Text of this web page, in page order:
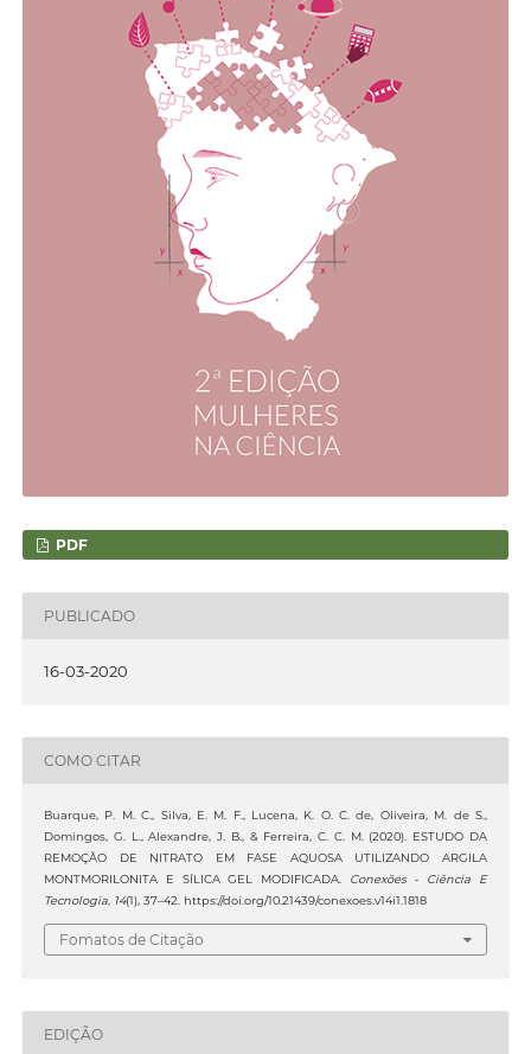
PDF
PUBLICADO
16-03-2020
COMO CITAR
Buarque, P. M. C., Silva, E. M. F., Lucena, K. O. C. de, Oliveira, M. de S.,
Domingos, G. L., Alexandre, J. B., & Ferreira, C. C. M. (2020). ESTUDO DA
REMOÇÃO DE NITRATO EM FASE AQUOSA UTILIZANDO ARGILA
MONTMORILONITA E SÍLICA GEL MODIFICADA.
Conexões - Ciência E
Tecnologia, 14(1), 37–42. https://doi.org/10.21439/conexoes.v14i1.1818
Fomatos de Citação
EDIÇÃO